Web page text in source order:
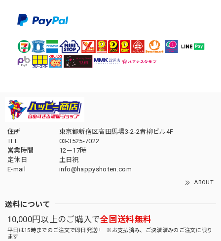
住所
東京都新宿区高田馬場3-2-2青柳ビル4F
TEL
03-3525-7022
営業時間
12－17時
定休日
土日祝
E-mail
info@happyshoten.com
ABOUT
送料について
10,000円以上のご購入で全国送料無料
平日は15時までのご注文で即日発送!! ※お支払済み、ご決済済みのご注文に限り
ます